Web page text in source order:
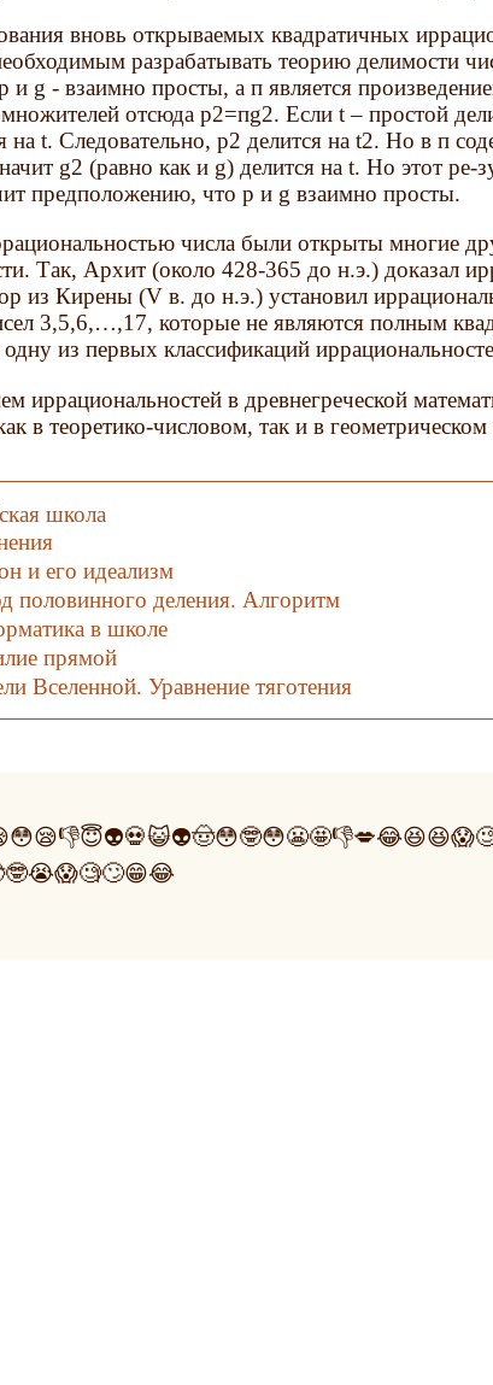
вновь открываемых квадратичных
разрабатывать теорию делимости
и g - взаимно просты, а п является
отсюда р2=пg2. Если t – простой
на t. Следовательно, р2 делится на t2. Но в п
g2 (равно как и g) делится на t. Но этот ре-
предположению, что р и g взаимно просты.
числа были открыты многие
Так, Архит (около 428-365 до н.э.) доказал
из Кирены (V в. до н.э.) установил
3,5,6,…,17, которые не являются полным
из первых классификаций
иррациональностей в древнегреческой
в теоретико-числовом, так и в геометрическом
школа
и его идеализм
половинного деления. Алгоритм
в школе
прямой
Вселенной. Уравнение тяготения